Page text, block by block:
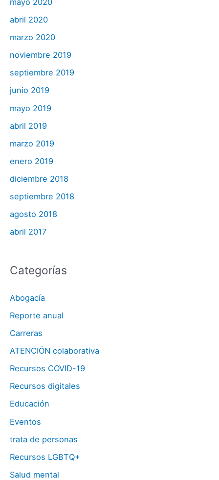
abril 2020
marzo 2020
noviembre 2019
septiembre 2019
junio 2019
mayo 2019
abril 2019
marzo 2019
enero 2019
diciembre 2018
septiembre 2018
agosto 2018
abril 2017
Categorías
Abogacía
Reporte anual
Carreras
ATENCIÓN colaborativa
Recursos COVID-19
Recursos digitales
Educación
Eventos
trata de personas
Recursos LGBTQ+
Salud mental